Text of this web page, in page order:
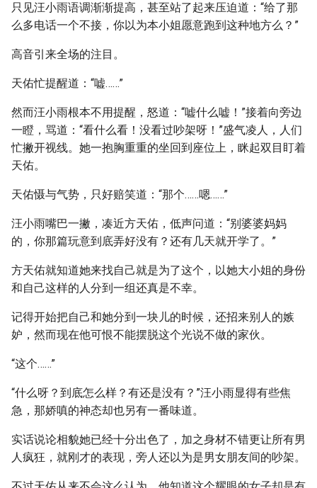
只见汪小雨语调渐渐提高，甚至站了起来压迫道：“给了那
么多电话一个不接，你以为本小姐愿意跑到这种地方么？”
高音引来全场的注目。
天佑忙提醒道：“嘘……”
然而汪小雨根本不用提醒，怒道：“嘘什么嘘！”接着向旁边
一瞪，骂道：“看什么看！没看过吵架呀！”盛气凌人，人们
忙撇开视线。她一抱胸重重的坐回到座位上，眯起双目盯着
天佑。
天佑慑与气势，只好赔笑道：“那个……嗯……”
汪小雨嘴巴一撇，凑近方天佑，低声问道：“别婆婆妈妈
的，你那篇玩意到底弄好没有？还有几天就开学了。”
方天佑就知道她来找自己就是为了这个，以她大小姐的身份
和自己这样的人分到一组还真是不幸。
记得开始把自己和她分到一块儿的时候，还招来别人的嫉
妒，然而现在他可恨不能摆脱这个光说不做的家伙。
“这个……”
“什么呀？到底怎么样？有还是没有？”汪小雨显得有些焦
急，那娇嗔的神态却也另有一番味道。
实话说论相貌她已经十分出色了，加之身材不错更让所有男
人疯狂，就刚才的表现，旁人还以为是男女朋友间的吵架。